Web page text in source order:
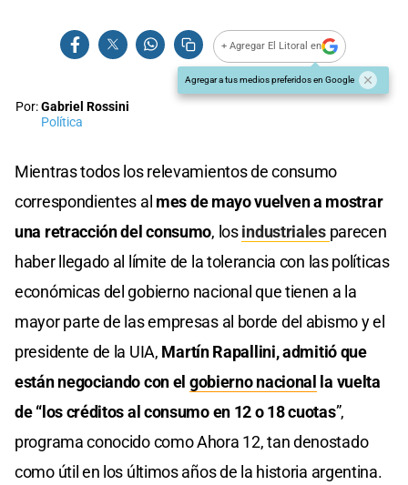
+ Agregar El Litoral en
Agregar a tus medios preferidos en Google
Por:Gabriel Rossini
Política
Mientras todos los relevamientos de consumo
correspondientes al mes de mayo vuelven a mostrar
una retracción del consumo, losindustriales parecen
haber llegado al límite de la tolerancia con las políticas
económicas del gobierno nacional que tienen a la
mayor parte de las empresas al borde del abismo y el
presidente de la UIA, Martín Rapallini, admitió que
están negociando con el gobierno nacional la vuelta
de “los créditos al consumo en 12 o 18 cuotas”,
programa conocido como Ahora 12, tan denostado
como útil en los últimos años de la historia argentina.